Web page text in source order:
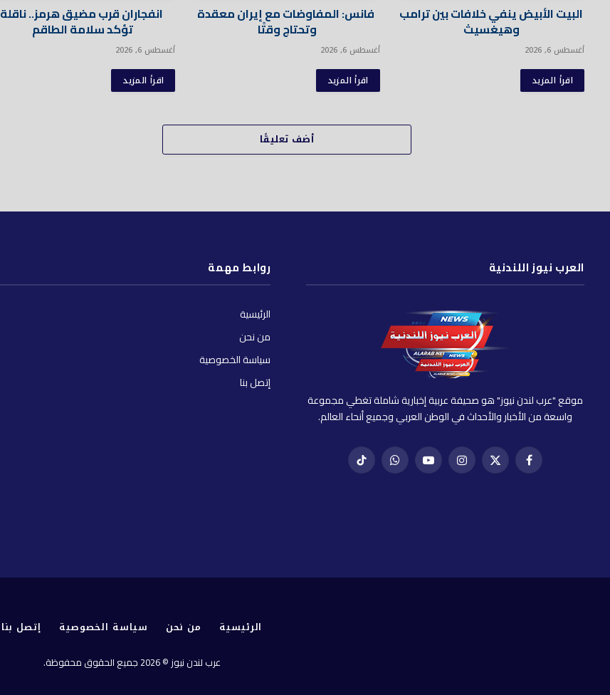
البيت الأبيض ينفي خلافات بين ترامب
وهيغسيث
أغسطس 6, 2026
اقرأ المزيد
فانس: المفاوضات مع إيران معقدة
وتحتاج وقتًا
أغسطس 6, 2026
اقرأ المزيد
انفجاران قرب مضيق هرمز.. ناقلة
تؤكد سلامة الطاقم
أغسطس 6, 2026
اقرأ المزيد
أضف تعليقًا
العرب نيوز اللندنية
موقع "عرب لندن نيوز" هو صحيفة عربية إخبارية شاملة تغطي مجموعة
واسعة من الأخبار والأحداث في الوطن العربي وجميع أنحاء العالم.
فيسبوكX
إنستغراميوتيوب واتساب تيك
روابط مهمة
الرئيسية
من نحن
سياسة الخصوصية
إتصل بنا
الرئيسية من نحن سياسة الخصوصية إتصل بنا
عرب لندن نيوز © 2026 جميع الحقوق محفوظة.